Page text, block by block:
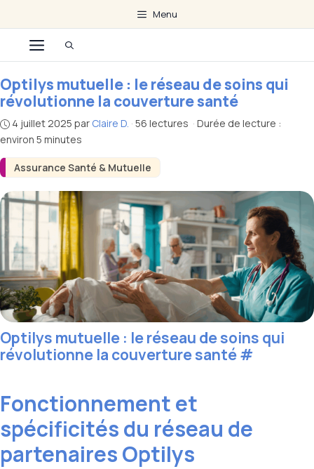
au
contenu
Menu
Menu
Assurance Santé & Mutuelle
Optilys mutuelle : le réseau de soins qui
révolutionne la couverture santé
4 juillet 2025 par Claire D. · 56 lectures · Durée de lecture :
environ 5 minutes
Optilys mutuelle : le réseau de soins qui
révolutionne la couverture santé#
Fonctionnement et
spécificités du réseau de
partenaires Optilys